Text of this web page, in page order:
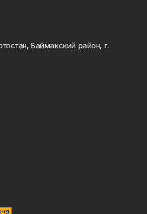
Баймакский район, г.